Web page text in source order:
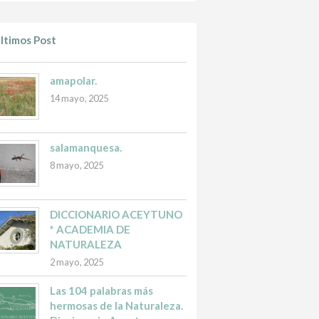
Post
amapolar.
14 mayo, 2025
salamanquesa.
8 mayo, 2025
DICCIONARIO ACEYTUNO
* ACADEMIA DE
NATURALEZA
2 mayo, 2025
Las 104 palabras más
hermosas de la Naturaleza.